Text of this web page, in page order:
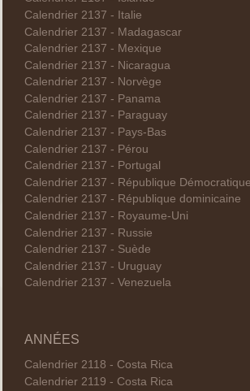
Calendrier 2137 - Italie
Calendrier 2137 - Madagascar
Calendrier 2137 - Mexique
Calendrier 2137 - Nicaragua
Calendrier 2137 - Norvège
Calendrier 2137 - Panama
Calendrier 2137 - Paraguay
Calendrier 2137 - Pays-Bas
Calendrier 2137 - Pérou
Calendrier 2137 - Portugal
Calendrier 2137 - République
Calendrier 2137 - République dominicaine
Calendrier 2137 - Royaume-Uni
Calendrier 2137 - Russie
Calendrier 2137 - Suède
Calendrier 2137 - Uruguay
Calendrier 2137 - Venezuela
ANNÉES
Calendrier 2118 - Costa Rica
Calendrier 2119 - Costa Rica